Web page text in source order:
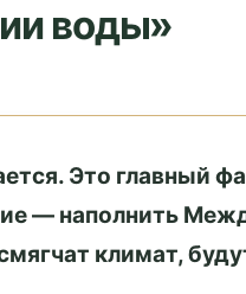
воды»
Это главный
— наполнить
климат,